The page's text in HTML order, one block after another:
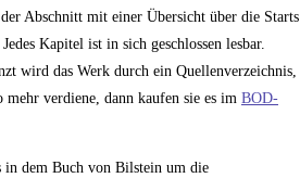
Abschnitt mit einer Übersicht über die Starts
Kapitel ist in sich geschlossen lesbar.
wird das Werk durch ein Quellenverzeichnis,
verdiene, dann kaufen sie es im BOD-
in dem Buch von Bilstein um die